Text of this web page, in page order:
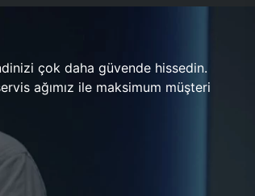
çok daha güvende hissedin.
ağımız ile maksimum müşteri